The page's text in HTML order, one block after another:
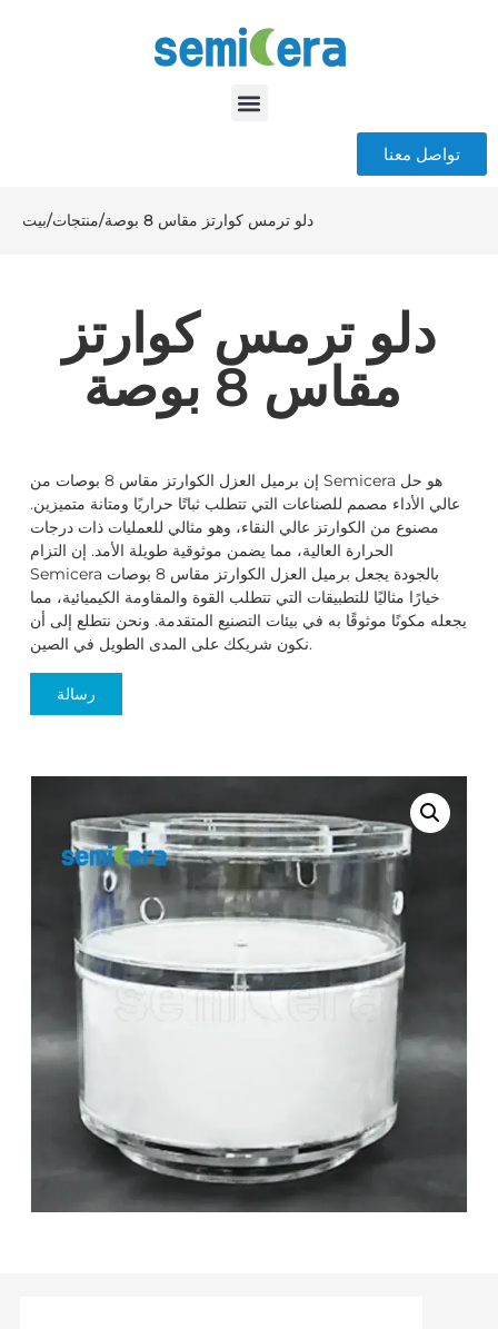
تواصل معنا
بيت/منتجات/
دلو ترمس كوارتز
إن برميل العزل الكوارتز مقاس 8 بوصات من Semicera هو حل
عالي الأداء مصمم للصناعات التي تتطلب ثباتًا حراريًا ومتانة متميزين.
مصنوع من الكوارتز عالي النقاء، وهو مثالي للعمليات ذات درجات
الحرارة العالية، مما يضمن موثوقية طويلة الأمد. إن التزام
Semicera بالجودة يجعل برميل العزل الكوارتز مقاس 8 بوصات
خيارًا مثاليًا للتطبيقات التي تتطلب القوة والمقاومة الكيميائية، مما
يجعله مكونًا موثوقًا به في بيئات التصنيع المتقدمة. ونحن نتطلع إلى أن
نكون شريكك على المدى الطويل في الصين.
رسالة